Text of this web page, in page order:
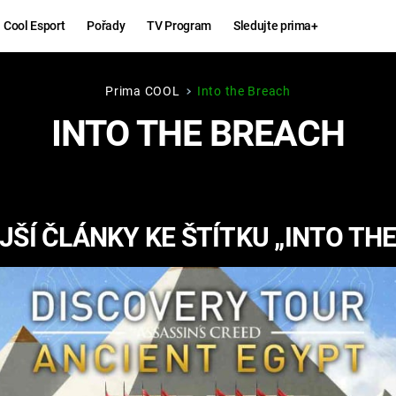
Cool Esport Pořady TV Program Sledujte prima+
Hry
KINGDOM
COME:
DELIVERANCE
ESPORT
Zábava
CHUCK
NORRIS
Prima COOL Into the Breach
INTO THE BREACH
ČLÁNKY KE ŠTÍTKU „INTO